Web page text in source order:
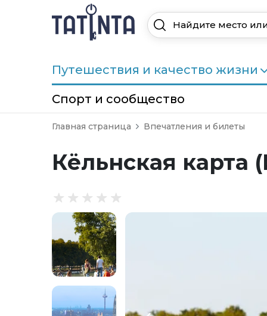
Путешествия и качество жизни
Спорт и сообщество
Главная страница Впечатления и билеты
Кёльнская карта